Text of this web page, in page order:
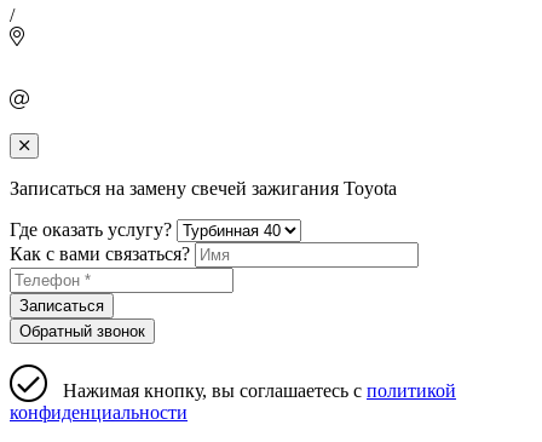
/
Записаться на замену свечей зажигания Toyota
Где оказать услугу?
Как с вами связаться?
Записаться
Обратный звонок
Нажимая кнопку, вы соглашаетесь с политикой
конфиденциальности